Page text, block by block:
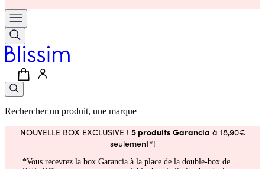
Rechercher un produit, une marque
NOUVELLE BOX EXCLUSIVE ! 5 produits Garancia à 18,90€
seulement*!
*Vous recevrez la box Garancia à la place de la double-box de